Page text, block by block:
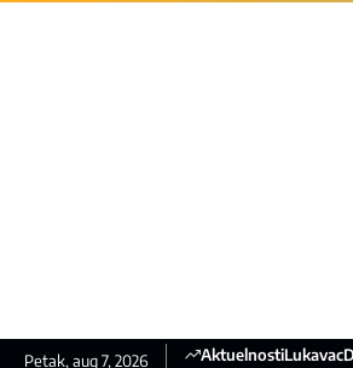
Petak, aug 7, 2026 AktuelnostiLukavac